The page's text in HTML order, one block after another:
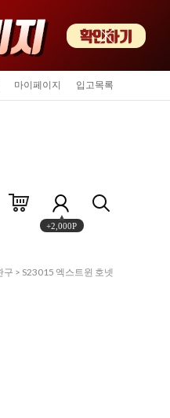
마이페이지 입고목록
+2,000P
구 > S23015 엑스트윈 호넷